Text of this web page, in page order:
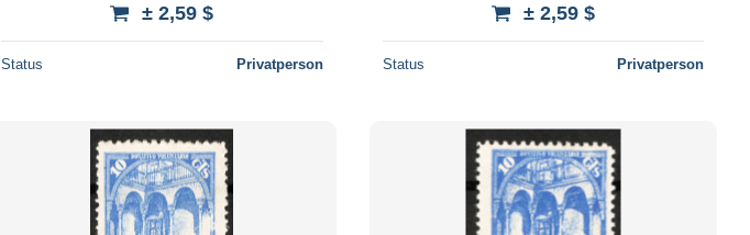
± 2,59 $
Status Privatperson
± 2,59 $
Status Privatperson